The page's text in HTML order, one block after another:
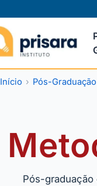
Início Pós-Graduação
Pós-